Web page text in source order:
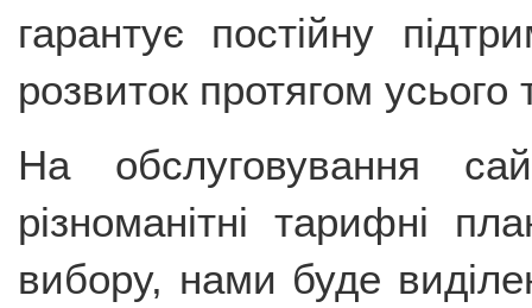
гарантує постійну
розвиток протягом усього
На обслуговування
різноманітні тарифні
вибору, нами буде